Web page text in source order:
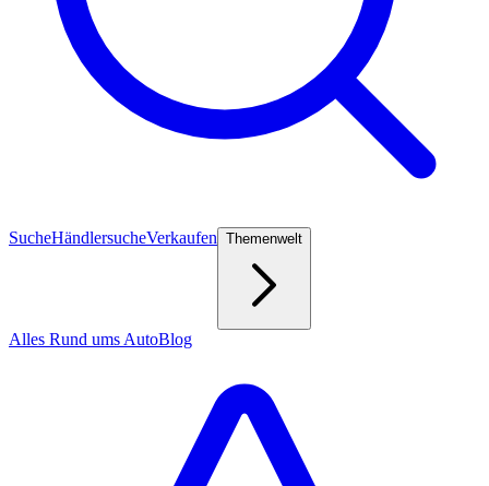
SucheHändlersucheVerkaufen Themenwelt
Alles Rund ums AutoBlog